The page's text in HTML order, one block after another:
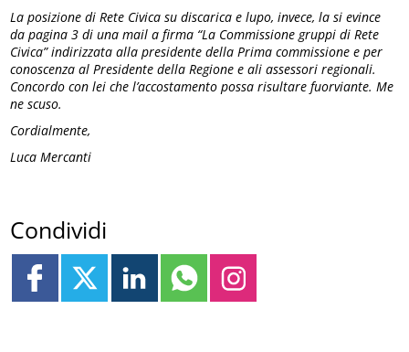
La posizione di Rete Civica su discarica e lupo, invece, la si evince
da pagina 3 di una mail a firma “La Commissione gruppi di Rete
Civica” indirizzata alla presidente della Prima commissione e per
conoscenza al Presidente della Regione e ali assessori regionali.
Concordo con lei che l’accostamento possa risultare fuorviante. Me
ne scuso.
Cordialmente,
Luca Mercanti
Condividi